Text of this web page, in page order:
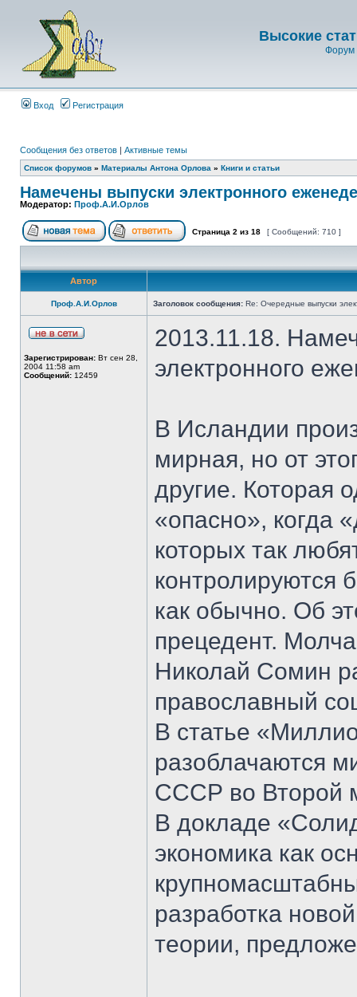
Высокие
Форум
Вход Регистрация
Сообщения без ответов | Активные темы
Список форумов » Материалы Антона Орлова » Книги и статьи
Намечены выпуски электронного
Модератор: Проф.А.И.Орлов
Страница 2 из 18 [ Сообщений: 710 ]
Автор
Проф.А.И.Орлов Заголовок сообщения: Re: Очередные выпуски
Зарегистрирован: Вт сен 28,
2004 11:58 am
Сообщений: 12459
2013.11.18.
электронного
В Исландии
мирная, но от
другие. Которая
«опасно», когда
которых так
контролируются
как обычно. Об
прецедент.
Николай Сомин
православный
В статье
разоблачаются
СССР во Второй
В докладе
экономика как
разработка
теории,